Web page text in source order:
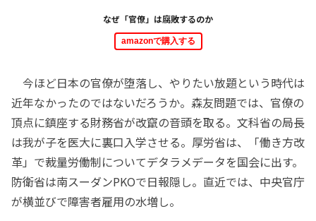
なぜ「官僚」は腐敗するのか
amazonで購入する
今ほど日本の官僚が堕落し、やりたい放題という時代は
近年なかったのではないだろうか。森友問題では、官僚の
頂点に鎮座する財務省が改竄の音頭を取る。文科省の局長
は我が子を医大に裏口入学させる。厚労省は、「働き方改
革」で裁量労働制についてデタラメデータを国会に出す。
防衛省は南スーダンPKOで日報隠し。直近では、中央官庁
が横並びで障害者雇用の水増し。